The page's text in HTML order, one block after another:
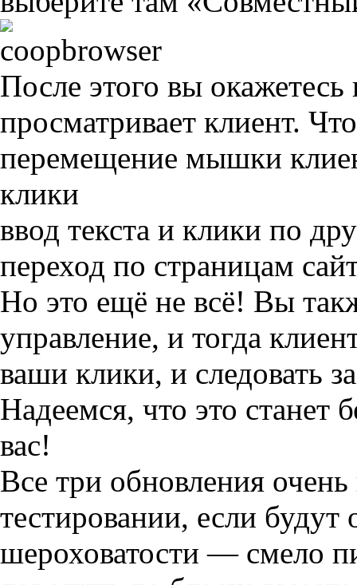
После этого вы
просматривает клиент.
перемещение мышки
клики
ввод текста и клики по
переход по страницам
Но это ещё не всё! Вы
управление, и тогда
ваши клики, и следовать
Надеемся, что это станет
вас!
Все три обновления
тестировании, если
шероховатости — смело